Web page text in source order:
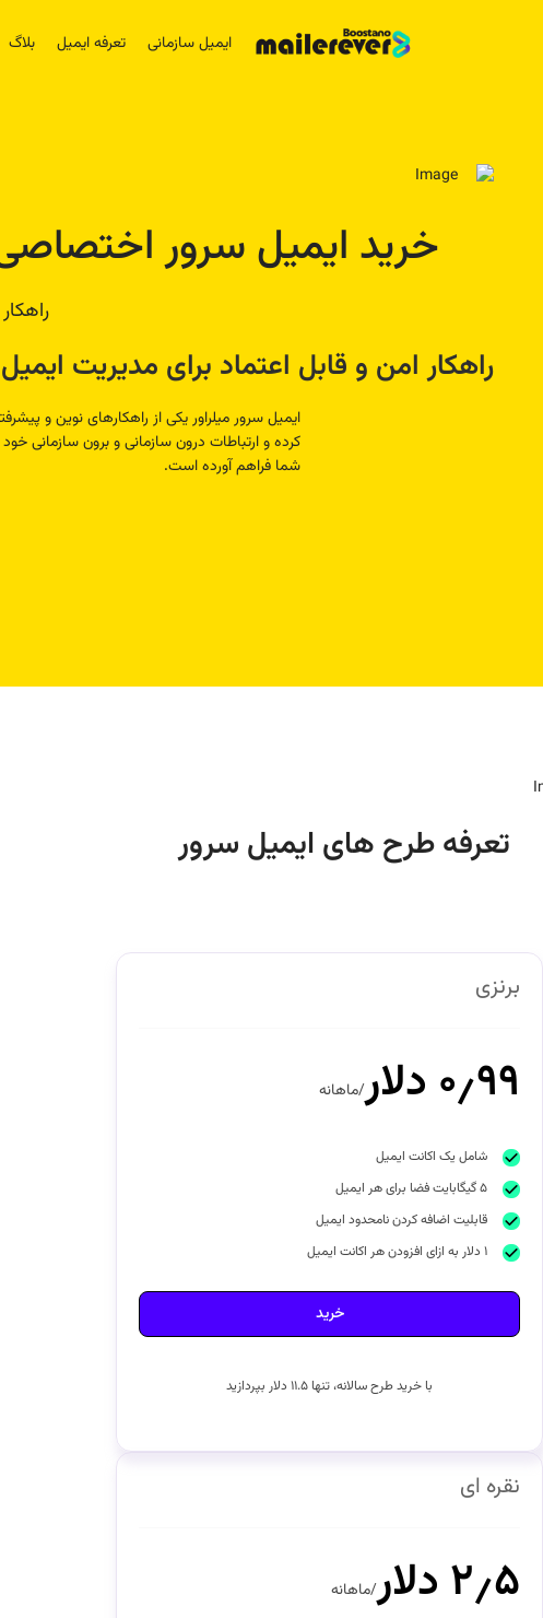
ایمیل سازمانی تعرفه ایمیل بلاگ
خرید ایمیل سرور
راهکار امن و قابل اعتماد برای مدیریت
ایمیل سرور میلراور یکی از راهکارهای نوین و
شما فراهم آورده است.
تعرفه طرح های ایمیل سرور
برنزی
۰٫۹۹ دلار /ماهانه
شامل یک اکانت ایمیل
۵ گیگابایت فضا برای هر ایمیل
قابلیت اضافه کردن نامحدود ایمیل
۱ دلار به ازای افزودن هر اکانت ایمیل
خرید
با خرید طرح سالانه، تنها ۱۱.۵ دلار بپردازید
نقره ای
۲٫۵ دلار /ماهانه